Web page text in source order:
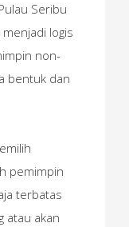
Seribu
logis
non-
bentuk dan
pemimpin
terbatas
atau akan